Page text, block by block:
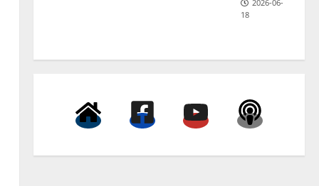
差傳過來人的佳美見證｜歐
馬來西亞華人的農曆新年｜
余自力
2026-06-
18